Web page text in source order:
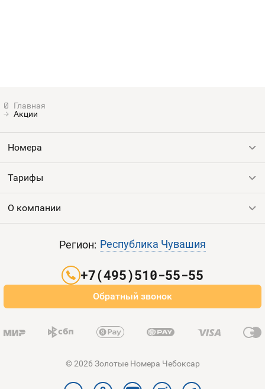
Акции
Номера
Все номера
Тарифы
Выгодные тарифы
О компании
Оплата и доставка
Регион: Республика Чувашия
+7(495)510-55-55
Обратный звонок
© 2026 Золотые Номера Чебоксар